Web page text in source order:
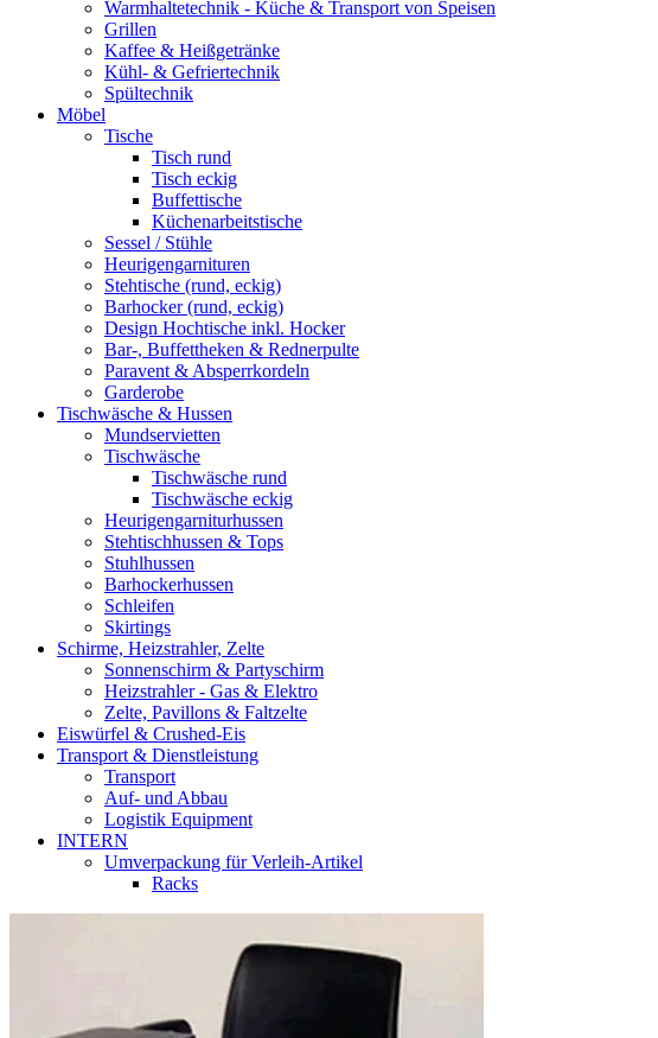
Warmhaltetechnik - Küche & Transport von Speisen
Grillen
Kaffee & Heißgetränke
Kühl- & Gefriertechnik
Spültechnik
Möbel
Tische
Tisch rund
Tisch eckig
Buffettische
Küchenarbeitstische
Sessel / Stühle
Heurigengarnituren
Stehtische (rund, eckig)
Barhocker (rund, eckig)
Design Hochtische inkl. Hocker
Bar-, Buffettheken & Rednerpulte
Paravent & Absperrkordeln
Garderobe
Tischwäsche & Hussen
Mundservietten
Tischwäsche
Tischwäsche rund
Tischwäsche eckig
Heurigengarniturhussen
Stehtischhussen & Tops
Stuhlhussen
Barhockerhussen
Schleifen
Skirtings
Schirme, Heizstrahler, Zelte
Sonnenschirm & Partyschirm
Heizstrahler - Gas & Elektro
Zelte, Pavillons & Faltzelte
Eiswürfel & Crushed-Eis
Transport & Dienstleistung
Transport
Auf- und Abbau
Logistik Equipment
INTERN
Umverpackung für Verleih-Artikel
Racks